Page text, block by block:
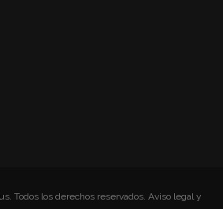
Todos los derechos reservados. Aviso legal y